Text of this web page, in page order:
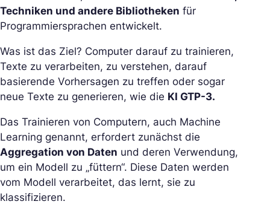
Techniken und andere Bibliotheken für
Programmiersprachen entwickelt.
Was ist das Ziel? Computer darauf zu trainieren,
Texte zu verarbeiten, zu verstehen, darauf
basierende Vorhersagen zu treffen oder sogar
neue Texte zu generieren, wie die KI GTP-3.
Das Trainieren von Computern, auch Machine
Learning genannt, erfordert zunächst die
Aggregation von Daten und deren Verwendung,
um ein Modell zu „füttern“. Diese Daten werden
vom Modell verarbeitet, das lernt, sie zu
klassifizieren.